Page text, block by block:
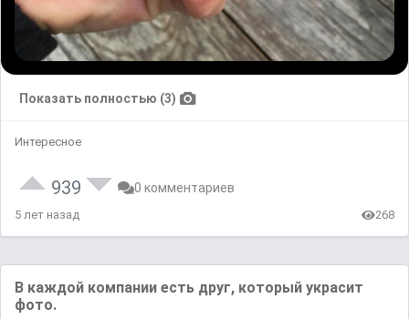
Показать полностью (3)
Интересное
939 0 комментариев
5 лет назад 268
В каждой компании есть друг, который украсит
фото.